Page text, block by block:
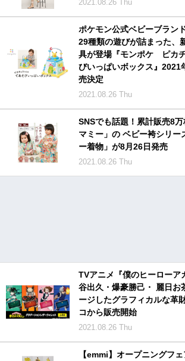
2021.08.26 Thu
ポケモン公式ベビーブラン
29種類の遊びが詰まった、
具が登場『モンポケ ピカ
びいっぱいボックス』2021
売決定
2021.08.26 Thu
SNSでも話題！累計販売8
マミー」の ベビー袴シリー
ー着物」が8月26日発売
2021.08.26 Thu
TVアニメ『僕のヒーローア
谷出久・爆豪勝己・ 麗日お
ージしたグラフィカルな革
コから販売開始
2021.08.26 Thu
【emmi】オープニングフ